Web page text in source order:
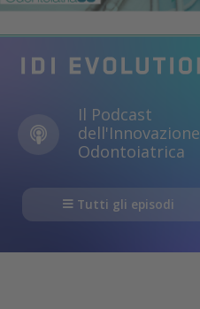
Il Podcast
dell'Innovazione
Odontoiatrica
Tutti gli episodi